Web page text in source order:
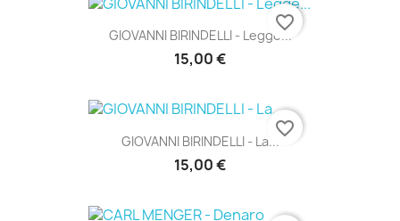
GIOVANNI BIRINDELLI - Legge...
15,00 €
favorite_border
GIOVANNI BIRINDELLI - La...
15,00 €
favorite_border